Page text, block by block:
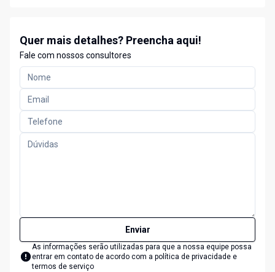
Quer mais detalhes? Preencha aqui!
Fale com nossos consultores
Enviar
As informações serão utilizadas para que a nossa equipe possa
entrar em contato de acordo com a política de privacidade e
termos de serviço